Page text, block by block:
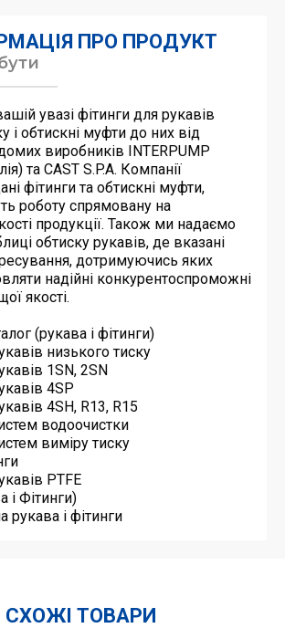
ПРО ПРОДУКТ
увазі фітинги для рукавів
і обтискні муфти до них від
виробників INTERPUMP
та CAST S.P.A. Компанії
фітинги та обтискні муфти,
роботу спрямовану на
продукції. Також ми надаємо
обтиску рукавів, де вказані
дотримуючись яких
надійні конкурентоспроможні
якості.
(рукава і фітинги)
низького тиску
1SN, 2SN
4SP
4SH, R13, R15
водоочистки
виміру тиску
PTFE
і Фітинги)
рукава і фітинги
СХОЖІ ТОВАРИ